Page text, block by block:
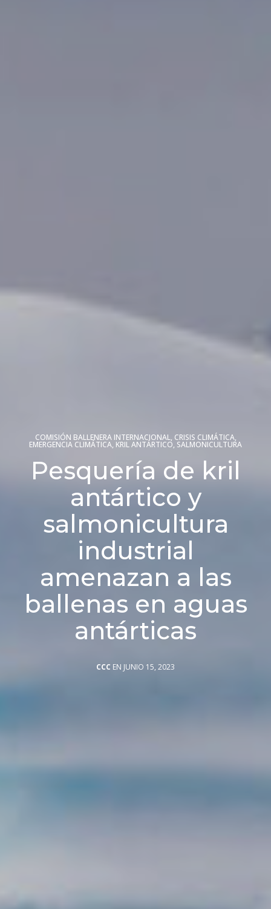
COMISIÓN BALLENERA INTERNACIONAL, CRISIS CLIMÁTICA,
EMERGENCIA CLIMÁTICA, KRIL ANTÁRTICO, SALMONICULTURA
Pesquería de kril
antártico y
salmonicultura
industrial
amenazan a las
ballenas en aguas
antárticas
CCC EN JUNIO 15, 2023